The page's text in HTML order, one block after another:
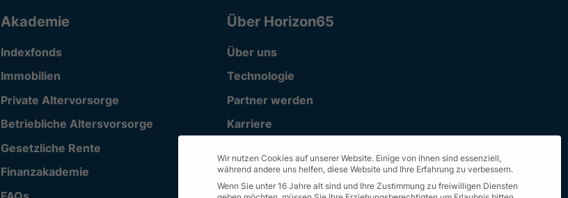
Akademie
Indexfonds
Immobilien
Private Altervorsorge
Betriebliche Altersvorsorge
Gesetzliche Rente
Finanzakademie
Über Horizon65
Über uns
Technologie
Partner werden
Karriere
Wir nutzen Cookies auf unserer Website. Einige von ihnen sind essenziell,
während andere uns helfen, diese Website und Ihre Erfahrung zu verbessern.
Wenn Sie unter 16 Jahre alt sind und Ihre Zustimmung zu freiwilligen Diensten